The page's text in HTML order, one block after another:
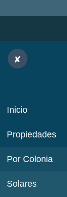
Inicio
Propiedades
Por Colonia
Solares